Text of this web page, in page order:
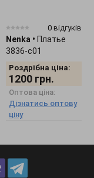
0 відгуків
Nenka • Платье
3836-c01
Роздрібна ціна:
1200 грн.
Оптова ціна:
Дізнатись оптову
ціну